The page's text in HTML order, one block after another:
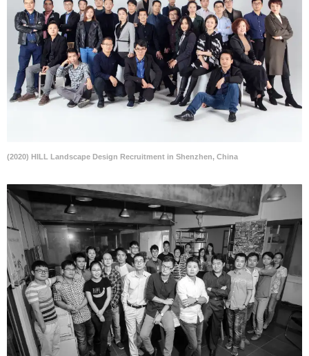
(2020) HILL Landscape Design Recruitment in Shenzhen, China